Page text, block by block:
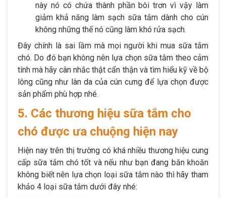
này nó có chứa thành phần bôi trơn vì vậy làm
giảm khả năng làm sạch sữa tắm dành cho cún
không những thế nó cũng làm khó rửa sạch.
Đây chính là sai lầm mà mọi người khi mua sữa tắm
chó. Do đó bạn không nên lựa chọn sữa tắm theo cảm
tính mà hãy cân nhắc thật cẩn thận và tìm hiểu kỹ về bộ
lông cũng như làn da của cún cưng để lựa chọn được
sản phẩm phù hợp nhé.
5. Các thương hiệu sữa tắm cho
chó được ưa chuộng hiện nay
Hiện nay trên thị trường có khá nhiều thương hiệu cung
cấp sữa tắm chó tốt và nếu như bạn đang băn khoăn
không biết nên lựa chọn loại sữa tắm nào thì hãy tham
khảo 4 loại sữa tắm dưới đây nhé: